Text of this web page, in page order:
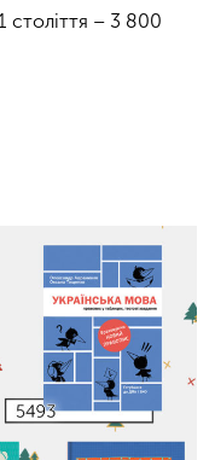
століття – 3 800